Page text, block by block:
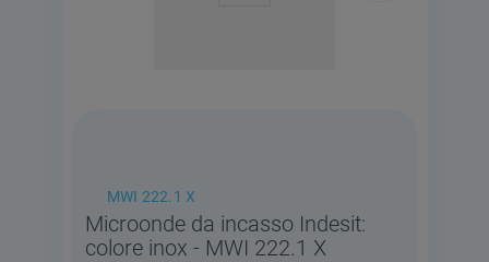
MWI 222.1 X
Microonde da incasso Indesit:
colore inox - MWI 222.1 X